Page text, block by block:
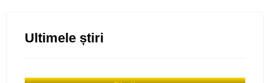
Ultimele știri